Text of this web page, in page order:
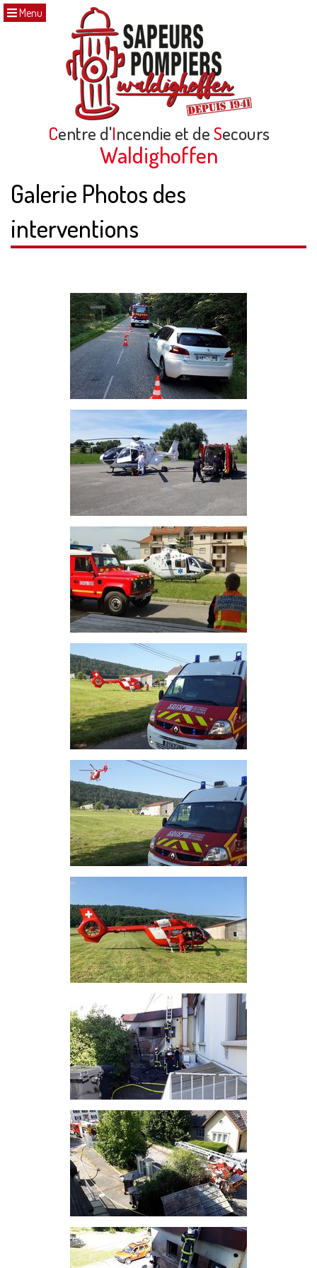
Centre d'Incendie et deSecours
Waldighoffen
Menu
Galerie Photos des
interventions